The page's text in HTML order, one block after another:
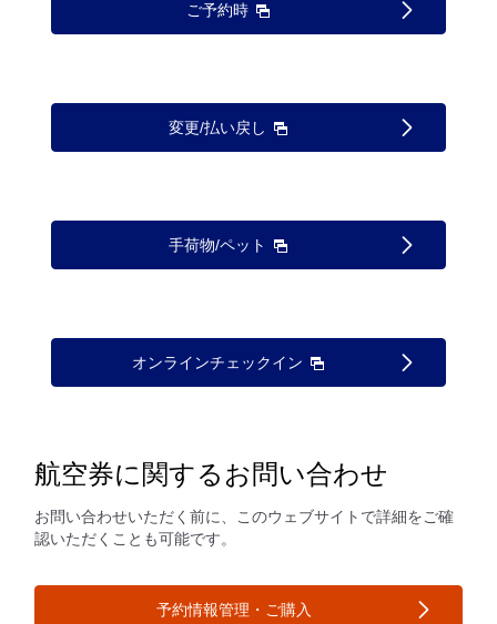
ご予約時
変更/払い戻し
手荷物/ペット
オンラインチェックイン
航空券に関するお問い合わせ
お問い合わせいただく前に、このウェブサイトで詳細をご確
認いただくことも可能です。
予約情報管理・ご購入